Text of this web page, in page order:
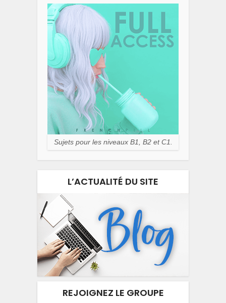
Sujets pour les niveaux B1, B2 et C1.
L’ACTUALITÉ DU SITE
REJOIGNEZ LE GROUPE